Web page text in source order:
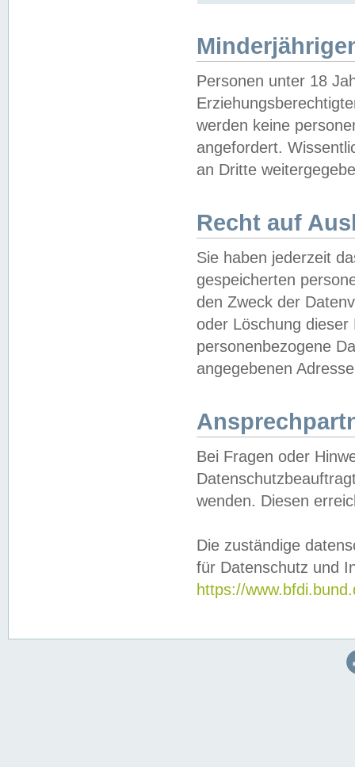
Personen unter 18
werden keine
angefordert.
an Dritte
Recht auf
Sie haben jederzeit
gespeicherten
den Zweck der
oder Löschung
personenbezogene
angegebenen
Bei Fragen oder
wenden. Diesen
Die zuständige
für Datenschutz und
https://